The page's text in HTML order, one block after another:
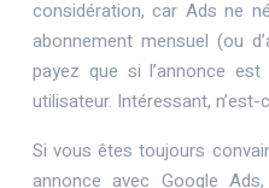
considération, car Ads ne
abonnement mensuel (ou
payez que si l’annonce
utilisateur. Intéressant, n’est-
Si vous êtes toujours
annonce avec Google